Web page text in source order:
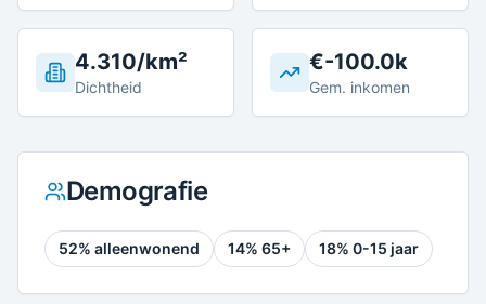
4.310/km²
Dichtheid
€-100.0k
Gem. inkomen
Demografie
52% alleenwonend 14% 65+ 18% 0-15 jaar